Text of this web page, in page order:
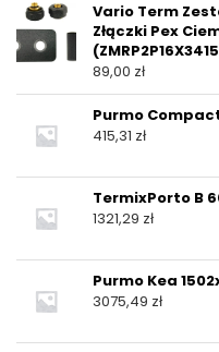
Vario Term
Złączki Pex
89,00 zł
Purmo
415,31 zł
TermixPorto B
1321,29 zł
Purmo Kea
3075,49 zł